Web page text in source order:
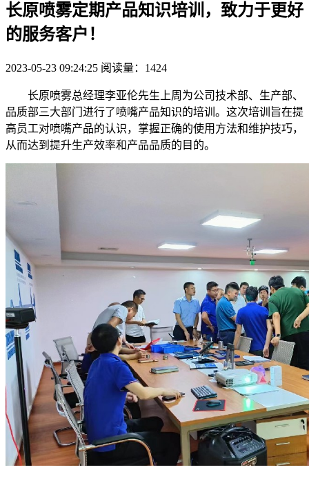
长原喷雾定期产品知识培训，致力于更好
的服务客户！
2023-05-23 09:24:25 阅读量：1424
长原喷雾总经理李亚伦先生上周为公司技术部、生产部、
品质部三大部门进行了喷嘴产品知识的培训。这次培训旨在提
高员工对喷嘴产品的认识，掌握正确的使用方法和维护技巧，
从而达到提升生产效率和产品品质的目的。